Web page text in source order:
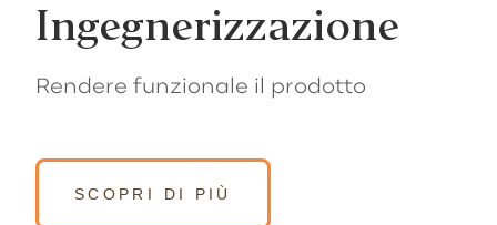
Ingegnerizzazione
Rendere funzionale il prodotto
SCOPRI DI PIÙ